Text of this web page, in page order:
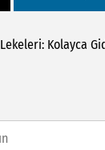
Lekeleri: Kolayca